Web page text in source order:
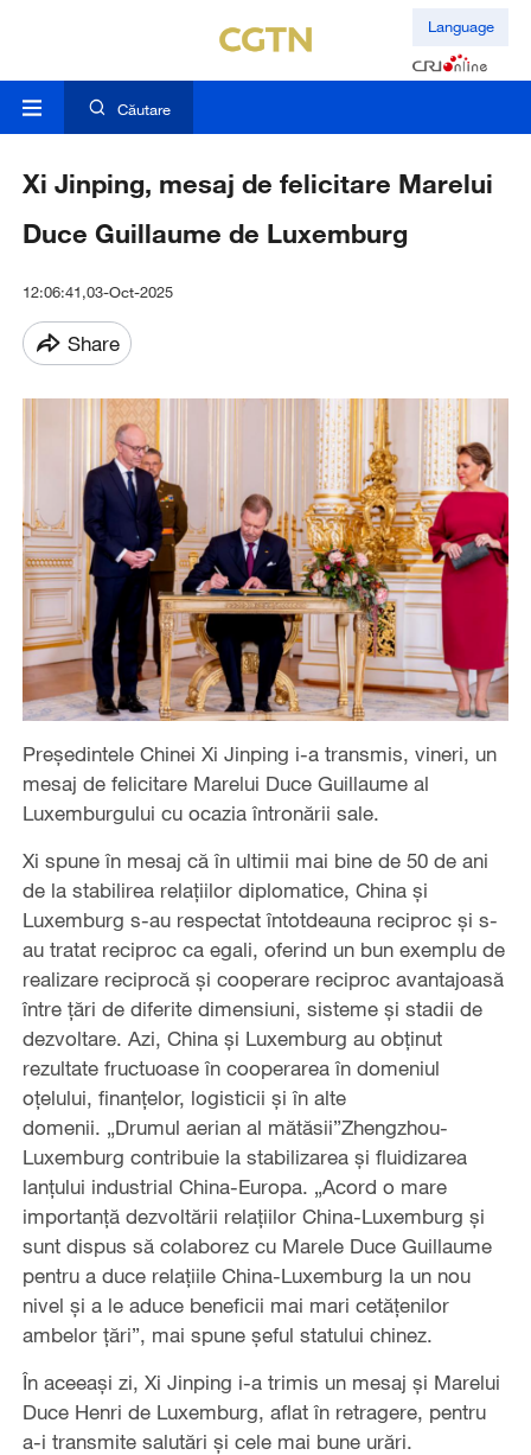
Language
Căutare
Xi Jinping, mesaj de felicitare Marelui
Duce Guillaume de Luxemburg
12:06:41,03-Oct-2025
Share
Președintele Chinei Xi Jinping i-a transmis, vineri, un
mesaj de felicitare Marelui Duce Guillaume al
Luxemburgului cu ocazia întronării sale.
Xi spune în mesaj că în ultimii mai bine de 50 de ani
de la stabilirea relațiilor diplomatice, China și
Luxemburg s-au respectat întotdeauna reciproc și s-
au tratat reciproc ca egali, oferind un bun exemplu de
realizare reciprocă și cooperare reciproc avantajoasă
între țări de diferite dimensiuni, sisteme și stadii de
dezvoltare. Azi, China și Luxemburg au obținut
rezultate fructuoase în cooperarea în domeniul
oțelului, finanțelor, logisticii și în alte
domenii. „Drumul aerian al mătăsii”Zhengzhou-
Luxemburg contribuie la stabilizarea și fluidizarea
lanțului industrial China-Europa. „Acord o mare
importanță dezvoltării relațiilor China-Luxemburg și
sunt dispus să colaborez cu Marele Duce Guillaume
pentru a duce relațiile China-Luxemburg la un nou
nivel și a le aduce beneficii mai mari cetățenilor
ambelor țări”, mai spune șeful statului chinez.
În aceeași zi, Xi Jinping i-a trimis un mesaj și Marelui
Duce Henri de Luxemburg, aflat în retragere, pentru
a-i transmite salutări și cele mai bune urări.